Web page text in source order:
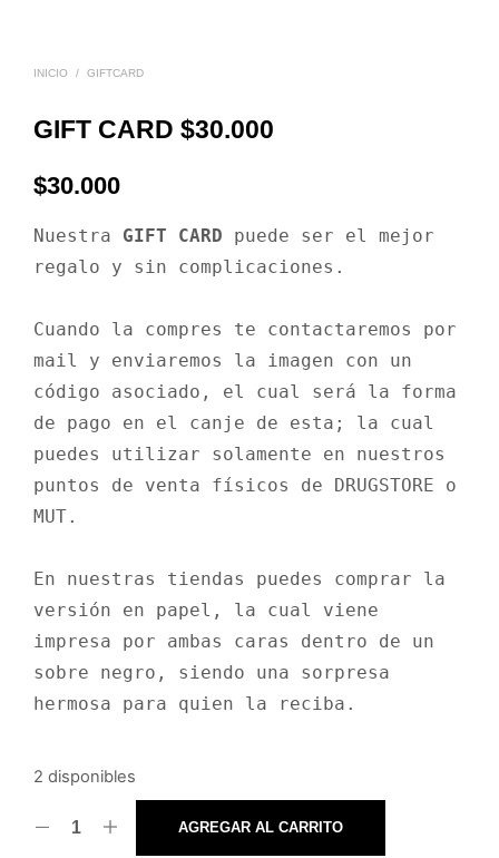
INICIO / GIFTCARD
GIFT CARD $30.000
$30.000
Nuestra GIFT CARD puede ser el mejor
regalo y sin complicaciones.
Cuando la compres te contactaremos por
mail y enviaremos la imagen con un
código asociado, el cual será la forma
de pago en el canje de esta; la cual
puedes utilizar solamente en nuestros
puntos de venta físicos de DRUGSTORE o
MUT.
En nuestras tiendas puedes comprar la
versión en papel, la cual viene
impresa por ambas caras dentro de un
sobre negro, siendo una sorpresa
hermosa para quien la reciba.
2 disponibles
AGREGAR AL CARRITO